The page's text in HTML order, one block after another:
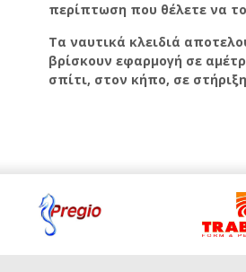
περίπτωση που θέλετε να
Τα ναυτικά κλειδιά
βρίσκουν εφαρμογή σε
σπίτι, στον κήπο, σε